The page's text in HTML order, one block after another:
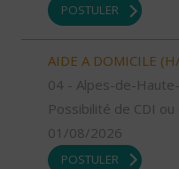
POSTULER
AIDE A DOMICILE
04 - Alpes-de-
Possibilité de CDI ou
01/08/2026
POSTULER